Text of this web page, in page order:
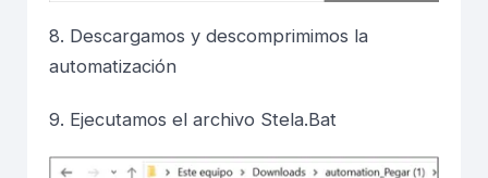
8. Descargamos y descomprimimos la
automatización
9. Ejecutamos el archivo Stela.Bat